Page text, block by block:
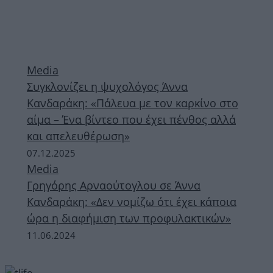
Media
Συγκλονίζει η ψυχολόγος Άννα
Κανδαράκη: «Πάλευα με τον καρκίνο στο
αίμα – Ένα βίντεο που έχει πένθος αλλά
και απελευθέρωση»
07.12.2025
Media
Γρηγόρης Αρναούτογλου σε Άννα
Κανδαράκη: «Δεν νομίζω ότι έχει κάποια
ώρα η διαφήμιση των προφυλακτικών»
11.06.2024